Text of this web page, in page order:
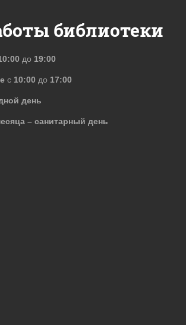
библиотеки
до 19:00
с 10:00 до 17:00
день
– санитарный день